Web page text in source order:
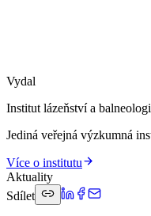
Vydal
Institut lázeňství a
Jediná veřejná výzkumná
Více o institutu
Aktuality
Sdílet